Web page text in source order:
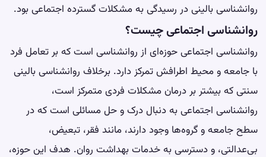
روانشناسی بالینی در رسیدگی به مشکلات گسترده اجتماعی بود.
روانشناسی اجتماعی چیست؟
روانشناسی اجتماعی حوزه‌ای از روانشناسی است که بر تعامل فرد
با جامعه و محیط اطرافش تمرکز دارد. برخلاف روانشناسی بالینی
سنتی که بیشتر بر درمان مشکلات فردی متمرکز است،
روانشناسی اجتماعی به دنبال درک و حل مسائلی است که در
سطح جامعه و گروه‌ها وجود دارند، مانند فقر، تبعیض،
بی‌عدالتی، و دسترسی به خدمات بهداشت روان. هدف این حوزه،